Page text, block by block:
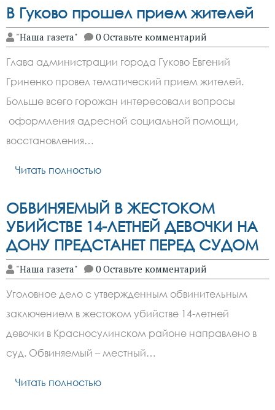
В Гуково прошел прием жителей
"Наша газета" 0 Оставьте комментарий
Глава администрации города Гуково Евгений
Гриненко провел тематический прием жителей.
Больше всего горожан интересовали вопросы
оформления адресной социальной помощи,
восстановления…
Читать полностью
ОБВИНЯЕМЫЙ В ЖЕСТОКОМ
УБИЙСТВЕ 14-ЛЕТНЕЙ ДЕВОЧКИ НА
ДОНУ ПРЕДСТАНЕТ ПЕРЕД СУДОМ
"Наша газета" 0 Оставьте комментарий
Уголовное дело с утвержденным обвинительным
заключением в жестоком убийстве 14-летней
девочки в Красносулинском районе направлено в
суд. Обвиняемый – местный…
Читать полностью